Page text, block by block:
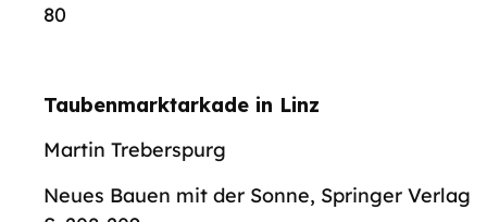
80
Taubenmarktarkade in Linz
Martin Treberspurg
Neues Bauen mit der Sonne, Springer Verlag